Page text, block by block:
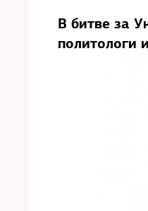
В битве за
политологи